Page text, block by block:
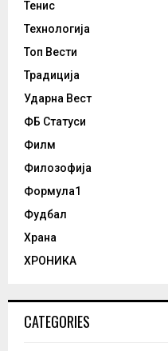
Тенис
Технологија
Топ Вести
Традиција
Ударна Вест
ФБ Статуси
Филм
Филозофија
Формула1
Фудбал
Храна
ХРОНИКА
CATEGORIES